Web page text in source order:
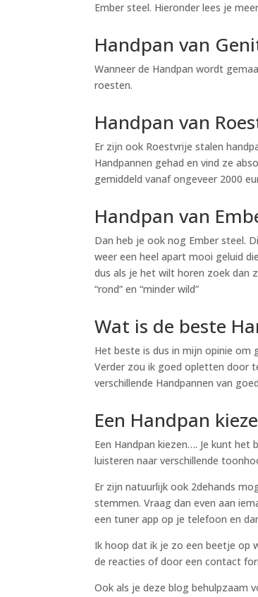
Ember steel. Hieronder lees je
Handpan van
Wanneer de Handpan wordt
roesten.
Handpan van
Er zijn ook Roestvrije stalen
Handpannen gehad en vind ze
gemiddeld vanaf ongeveer 2000
Handpan van
Dan heb je ook nog Ember steel.
weer een heel apart mooi geluid
dus als je het wilt horen zoek dan
“rond” en “minder wild”
Wat is de beste
Het beste is dus in mijn opinie om
Verder zou ik goed opletten door
verschillende Handpannen van
Een Handpan
Een Handpan kiezen…. Je kunt
luisteren naar verschillende
Er zijn natuurlijk ook 2dehands
stemmen. Vraag dan even aan
een tuner app op je telefoon en
Ik hoop dat ik je zo een beetje op
de reacties of door een contact
Ook als je deze blog behulpzaam